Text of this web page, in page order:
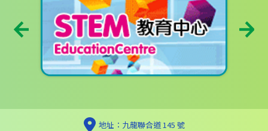
地址：九龍聯合道 145 號